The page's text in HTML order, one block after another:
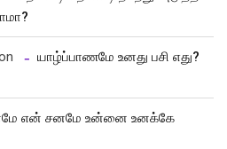
யாழ்ப்பாணமே உனது பசி எது?
என் சனமே உன்னை உனக்கே